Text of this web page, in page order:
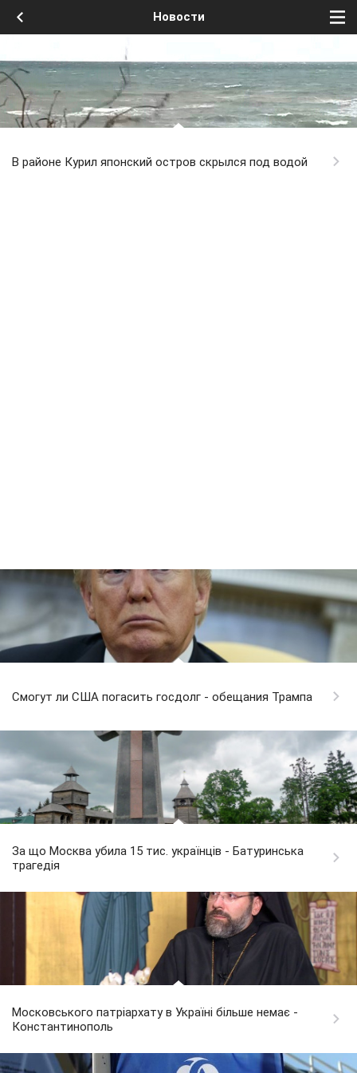
Новости
В районе Курил японский остров скрылся под водой
Смогут ли США погасить госдолг - обещания Трампа
За що Москва убила 15 тис. українців - Батуринська
трагедія
Московського патріархату в Україні більше немає -
Константинополь